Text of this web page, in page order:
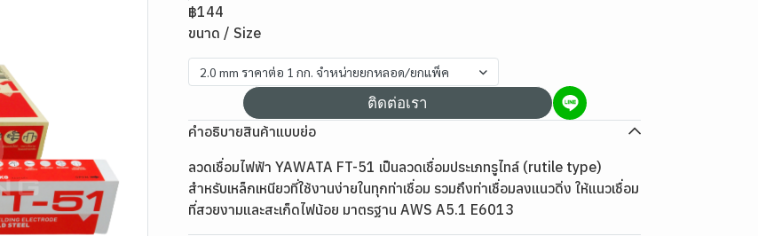
฿144
ขนาด / Size
2.0 mm ราคาต่อ 1 กก. จำหน่ายยกหลอด/ยกแพ็ค
ติดต่อเรา
คำอธิบายสินค้าแบบย่อ
ลวดเชื่อมไฟฟ้า YAWATA FT-51 เป็นลวดเชื่อมประเภทรูไทล์ (rutile type)
สำหรับเหล็กเหนียวที่ใช้งานง่ายในทุกท่าเชื่อม รวมถึงท่าเชื่อมลงแนวดิ่ง ให้แนวเชื่อม
ที่สวยงามและสะเก็ดไฟน้อย มาตรฐาน AWS A5.1 E6013